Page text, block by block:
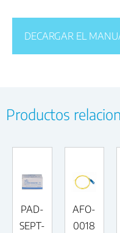
DECARGAR EL
Productos
PAD-
SEPT-
AFO-
0018